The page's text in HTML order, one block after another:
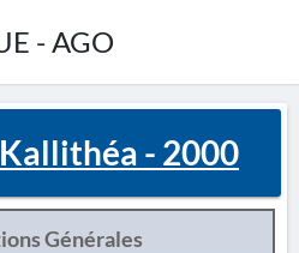
- AGO
Kallithéa - 2000
Générales